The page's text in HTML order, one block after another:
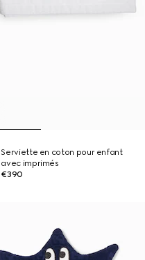
Serviette en coton pour enfant
avec imprimés
€390